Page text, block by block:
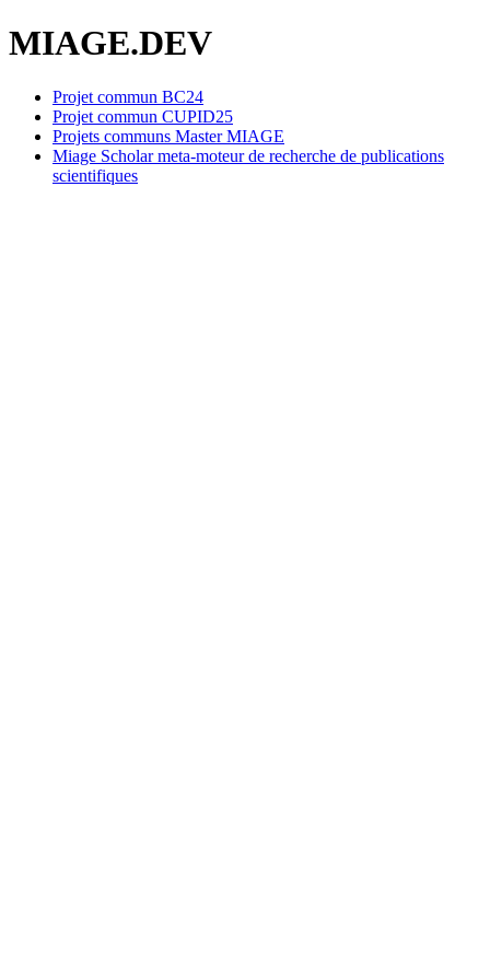
MIAGE.DEV
Projet commun BC24
Projet commun CUPID25
Projets communs Master MIAGE
Miage Scholar meta-moteur de recherche de publications
scientifiques